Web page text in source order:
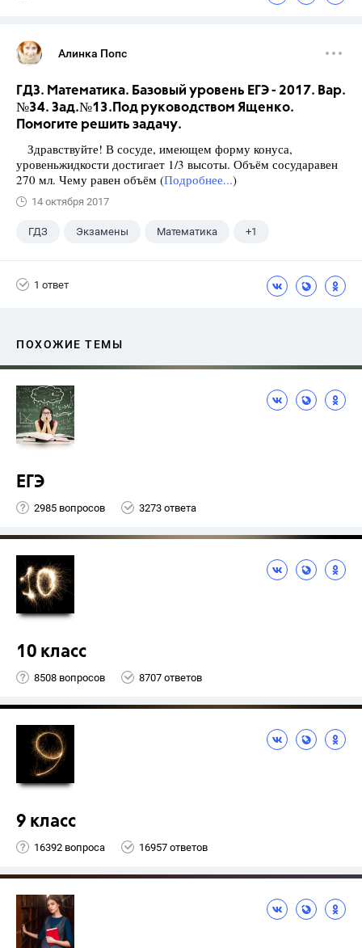
Алинка Попс
ГДЗ. Математика. Базовый уровень ЕГЭ - 2017. Вар.
№34. Зад.№13.Под руководством Ященко.
Помогите решить задачу.
Здравствуйте! В сосуде, имеющем форму конуса,
уровеньжидкости достигает 1/3 высоты. Объём сосударавен
270 мл. Чему равен объём (Подробнее...)
14 октября 2017
ГДЗ Экзамены Математика +1
1 ответ
ПОХОЖИЕ ТЕМЫ
ЕГЭ
2985 вопросов 3273 ответа
10 класс
8508 вопросов 8707 ответов
9 класс
16392 вопроса 16957 ответов